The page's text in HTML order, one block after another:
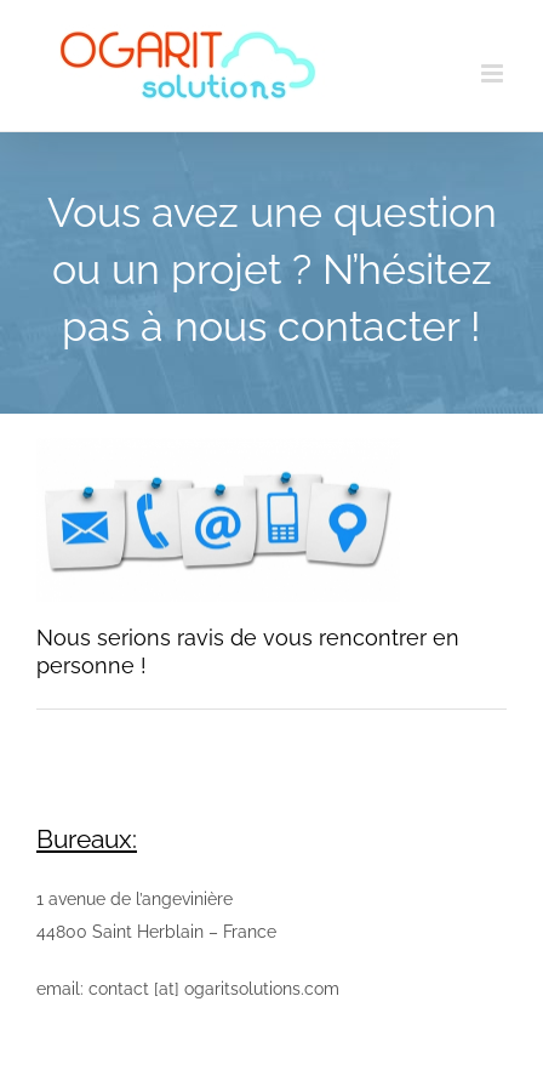
Vous avez une question
ou un projet ? N’hésitez
pas à nous contacter !
Nous serions ravis de vous rencontrer en
personne !
Bureaux:
1 avenue de l’angevinière
44800 Saint Herblain – France
email: contact [at] ogaritsolutions.com